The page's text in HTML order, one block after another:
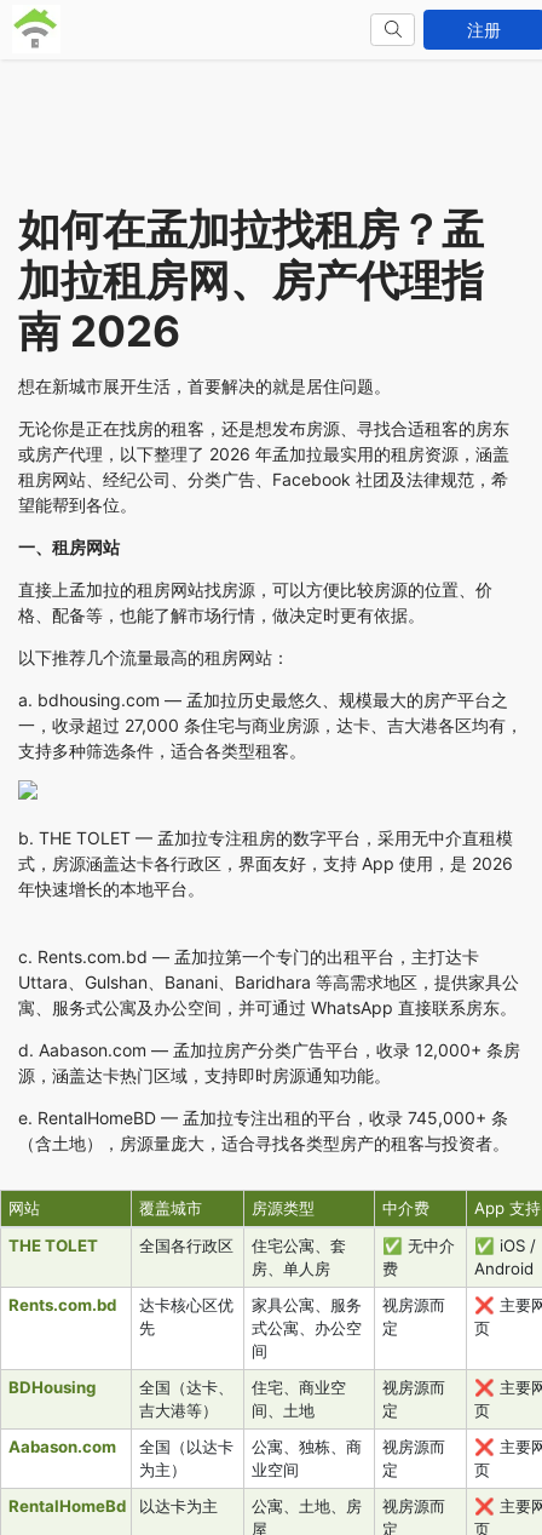
注册
如何在孟加拉找租房？孟
加拉租房网、房产代理指
南 2026
想在新城市展开生活，首要解决的就是居住问题。
无论你是正在找房的租客，还是想发布房源、寻找合适租客的房东
或房产代理，以下整理了 2026 年孟加拉最实用的租房资源，涵盖
租房网站、经纪公司、分类广告、Facebook 社团及法律规范，希
望能帮到各位。
一、租房网站
直接上孟加拉的租房网站找房源，可以方便比较房源的位置、价
格、配备等，也能了解市场行情，做决定时更有依据。
以下推荐几个流量最高的租房网站：
a. bdhousing.com — 孟加拉历史最悠久、规模最大的房产平台之
一，收录超过 27,000 条住宅与商业房源，达卡、吉大港各区均有，
支持多种筛选条件，适合各类型租客。
b. THE TOLET — 孟加拉专注租房的数字平台，采用无中介直租模
式，房源涵盖达卡各行政区，界面友好，支持 App 使用，是 2026
年快速增长的本地平台。
c. Rents.com.bd — 孟加拉第一个专门的出租平台，主打达卡
Uttara、Gulshan、Banani、Baridhara 等高需求地区，提供家具公
寓、服务式公寓及办公空间，并可通过 WhatsApp 直接联系房东。
d. Aabason.com — 孟加拉房产分类广告平台，收录 12,000+ 条房
源，涵盖达卡热门区域，支持即时房源通知功能。
e. RentalHomeBD — 孟加拉专注出租的平台，收录 745,000+ 条
（含土地），房源量庞大，适合寻找各类型房产的租客与投资者。
网站 覆盖城市 房源类型 中介费
App 支持
THE TOLET
全国各行政区
住宅公寓、套
房、单人房
✅ 无中介
费
✅ iOS /
Android
Rents.com.bd
达卡核心区优
先
家具公寓、服务
式公寓、办公空
间
视房源而
定
❌ 主要
页
BDHousing
全国（达卡、
吉大港等）
住宅、商业空
间、土地
视房源而
定
❌ 主要
页
Aabason.com
全国（以达卡
为主）
公寓、独栋、商
业空间
视房源而
定
❌ 主要
页
RentalHomeBd
以达卡为主
公寓、土地、房
屋
视房源而
定
❌ 主要
页